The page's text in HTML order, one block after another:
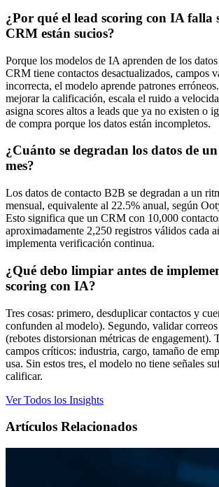
¿Por qué el lead scoring con IA falla
CRM están sucios?
Porque los modelos de IA aprenden de los
CRM tiene contactos desactualizados, campos
incorrecta, el modelo aprende patrones
mejorar la calificación, escala el ruido a
asigna scores altos a leads que ya no existen o
de compra porque los datos están incompletos.
¿Cuánto se degradan los datos de
mes?
Los datos de contacto B2B se degradan a un
mensual, equivalente al 22.5% anual, según
Esto significa que un CRM con 10,000
aproximadamente 2,250 registros válidos cada
implementa verificación continua.
¿Qué debo limpiar antes de
scoring con IA?
Tres cosas: primero, desduplicar contactos y
confunden al modelo). Segundo, validar
(rebotes distorsionan métricas de engagement).
campos críticos: industria, cargo, tamaño de
usa. Sin estos tres, el modelo no tiene señales
calificar.
Ver Todos los Insights
Artículos Relacionados